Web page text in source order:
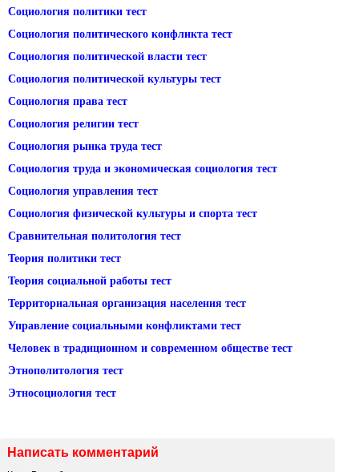
Социология политики тест
Социология политического конфликта тест
Социология политической власти тест
Социология политической культуры тест
Социология права тест
Социология религии тест
Социология рынка труда тест
Социология труда и экономическая социология тест
Социология управления тест
Социология физической культуры и спорта тест
Сравнительная политология тест
Теория политики тест
Теория социальной работы тест
Территориальная организация населения тест
Управление социальными конфликтами тест
Человек в традиционном и современном обществе тест
Этнополитология тест
Этносоциология тест
Написать комментарий